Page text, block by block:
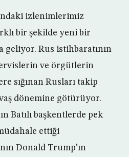
izlenimlerimiz
bir şekilde yeni bir
geliyor. Rus istihbaratının
ve örgütlerin
sığınan Rusları takip
dönemine götürüyor.
Batılı başkentlerde pek
ettiği
Donald Trump’ın